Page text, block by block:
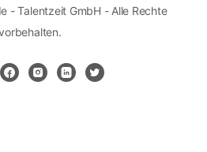
- Talentzeit GmbH - Alle Rechte